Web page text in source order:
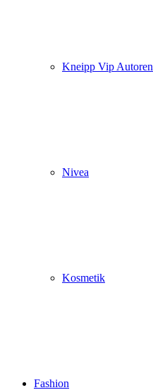
Kneipp Vip Autoren
Nivea
Kosmetik
Fashion